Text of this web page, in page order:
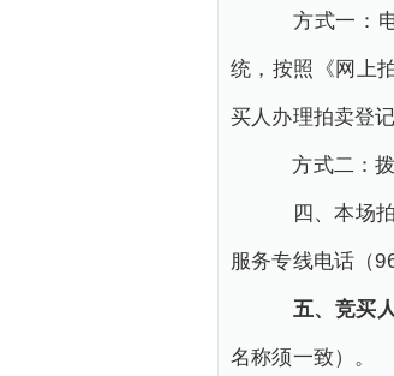
方式一：电
统，按照《网上
买人办理拍卖登
方式二：拨
四、本场拍
服务专线电话（
五、竞买
名称须一致）。